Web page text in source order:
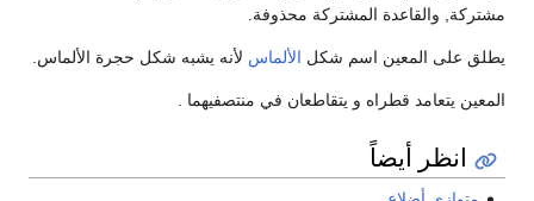
مشتركة, والقاعدة المشتركة محذوفة.
يطلق على المعين اسم شكل الألماس لأنه يشبه شكل حجرة الألماس.
المعين يتعامد قطراه و يتقاطعان في منتصفيهما .
انظر أيضاً